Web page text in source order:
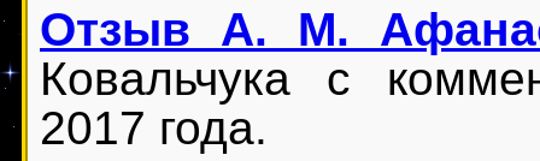
Отзыв А. М.
Ковальчука с
2017 года.